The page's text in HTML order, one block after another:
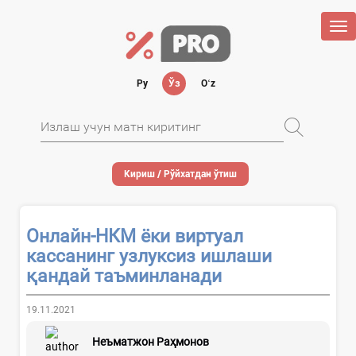
Ру Ўз Oʻz
Кириш / Рўйхатдан ўтиш
Онлайн-НКМ ёки виртуал
кассанинг узлуксиз ишлаши
қандай таъминланади
19.11.2021
Неъматжон Раҳмонов